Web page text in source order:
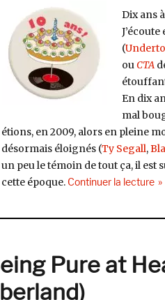
Dix ans
(
ouCTA
En dix
mal
étions, en 2009, alors en pleine
désormais éloignés (Ty Segall,
un peu le témoin de tout ça, il
cette époque. Continuer la lecture
Pure at